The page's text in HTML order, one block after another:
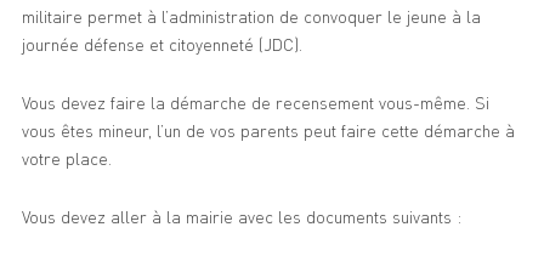
militaire permet à l’administration de convoquer le jeune à la
journée défense et citoyenneté (JDC).
Vous devez faire la démarche de recensement vous-même. Si
vous êtes mineur, l’un de vos parents peut faire cette démarche à
votre place.
Vous devez aller à la mairie avec les documents suivants :